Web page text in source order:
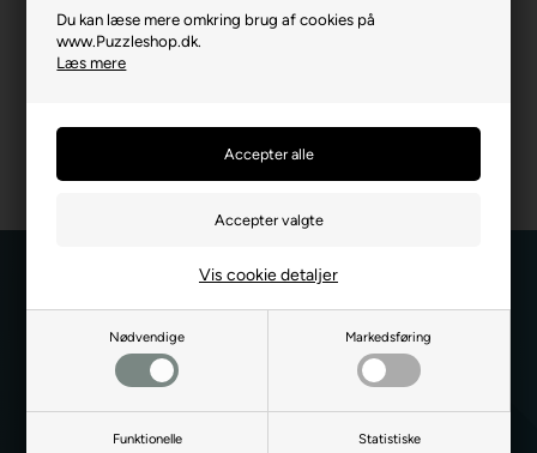
Du kan læse mere omkring brug af cookies på
www.Puzzleshop.dk.
Læs mere
Nødvendige Markedsføring
Funktionelle Statistiske
Vis cookie detaljer
Du kan nemt ændre dit samtykke hvis du fortryder dit valg. Du
kan slette cookies fra browseren eller trykke på den grønne
cirkel nederste i venstre hjørne. Benytter du flere browser, skal
du slette cookies på alle.
Hold dig opdateret
når det gælder